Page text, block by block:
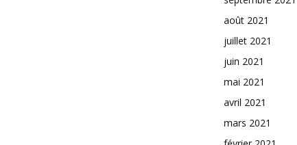
août 2021
juillet 2021
juin 2021
mai 2021
avril 2021
mars 2021